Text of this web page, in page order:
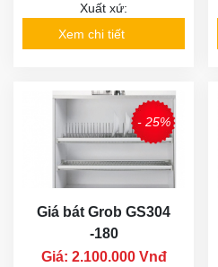
Xuất xứ:
Xem chi tiết
- 25%
Giá bát Grob GS304
-180
Giá: 2.100.000 Vnđ